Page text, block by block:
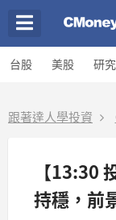
台股 美股 研
跟著達人學投資
【13:30
持穩，前